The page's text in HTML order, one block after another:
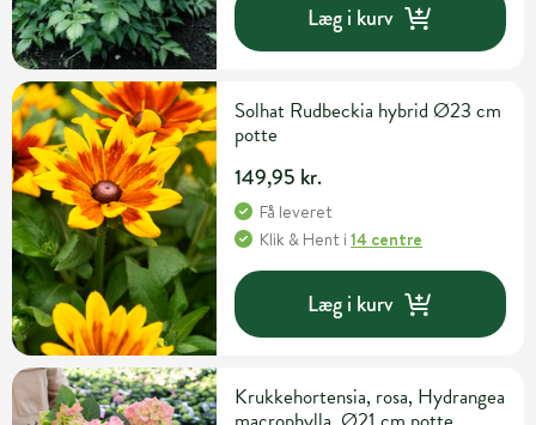
Læg i kurv
Solhat Rudbeckia hybrid Ø23 cm
potte
149,95 kr.
Få leveret
Klik & Hent i14 centre
Læg i kurv
Krukkehortensia, rosa, Hydrangea